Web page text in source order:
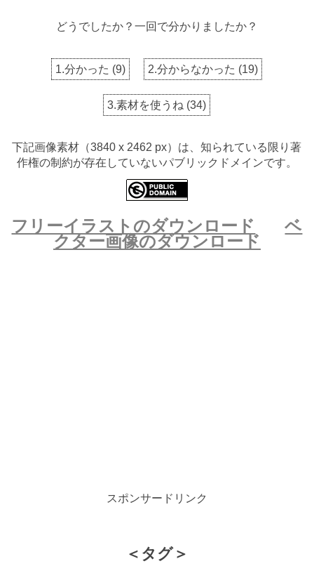
どうでしたか？一回で分かりましたか？
1.分かった (9) 2.分からなかった (19)
3.素材を使うね (34)
下記画像素材（3840 x 2462 px）は、知られている限り著
作権の制約が存在していないパブリックドメインです。
フリーイラストのダウンロード
ベ
クター画像のダウンロード
スポンサードリンク
＜タグ＞